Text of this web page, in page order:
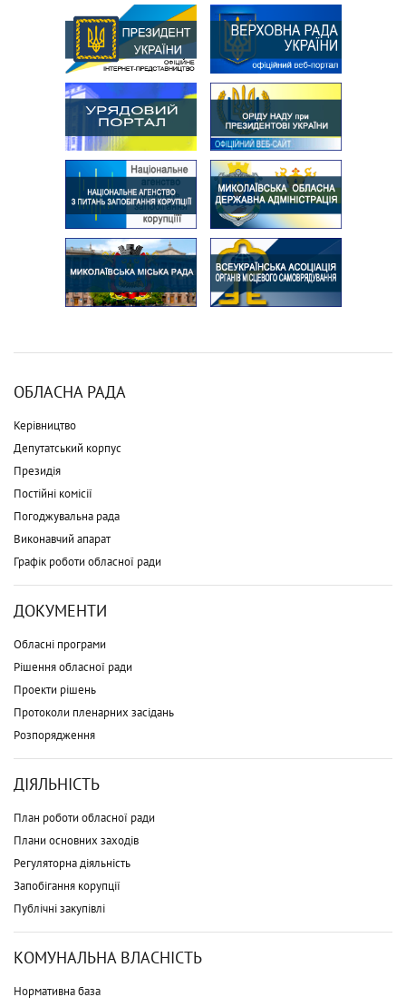
ОБЛАСНА РАДА
Керівництво
Депутатський корпус
Президія
Постійні комісії
Погоджувальна рада
Виконавчий апарат
Графік роботи обласної ради
ДОКУМЕНТИ
Обласні програми
Рішення обласної ради
Проекти рішень
Протоколи пленарних засідань
Розпорядження
ДІЯЛЬНІСТЬ
План роботи обласної ради
Плани основних заходів
Регуляторна діяльність
Запобігання корупції
Публічні закупівлі
КОМУНАЛЬНА ВЛАСНІСТЬ
Нормативна база